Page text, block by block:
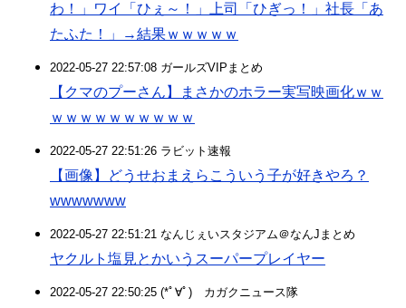
わ！」ワイ「ひぇ～！」上司「ひぎっ！」社長「あ
たふた！」→結果ｗｗｗｗｗ
2022-05-27 22:57:08 ガールズVIPまとめ
【クマのプーさん】まさかのホラー実写映画化ｗｗ
ｗｗｗｗｗｗｗｗｗｗ
2022-05-27 22:51:26 ラビット速報
【画像】どうせおまえらこういう子が好きやろ？
wwwwwww
2022-05-27 22:51:21 なんじぇいスタジアム＠なんJまとめ
ヤクルト塩見とかいうスーパープレイヤー
2022-05-27 22:50:25 (*ﾟ∀ﾟ)ゞカガクニュース隊